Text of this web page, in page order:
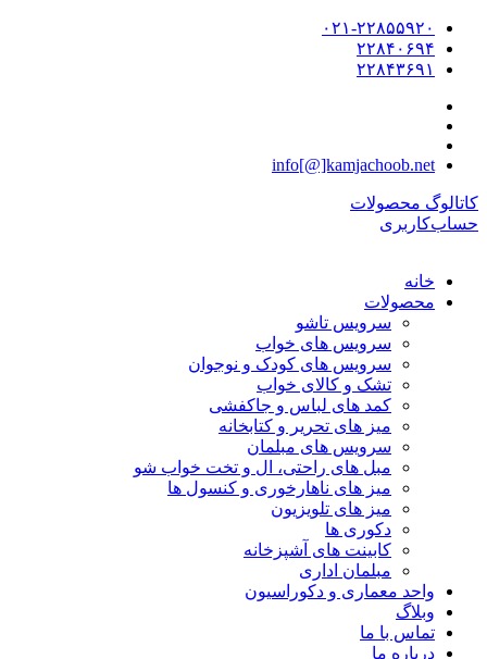
۰۲۱-۲۲۸۵۵۹۲۰
۲۲۸۴۰۶۹۴
۲۲۸۴۳۶۹۱
info[@]kamjachoob.net
کاتالوگ محصولات
حساب‌کاربری
خانه
محصولات
سرویس تاشو
سرویس های خواب
سرویس های کودک و نوجوان
تشک و کالای خواب
کمد های لباس و جاکفشی
میز های تحریر و کتابخانه
سرویس های مبلمان
مبل های راحتی، ال و تخت خواب شو
میز های ناهارخوری و کنسول ها
میز های تلویزیون
دکوری ها
کابینت های آشپزخانه
مبلمان اداری
واحد معماری و دکوراسیون
وبلاگ
تماس با ما
درباره ما